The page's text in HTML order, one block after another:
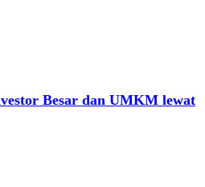
Besar dan UMKM lewat